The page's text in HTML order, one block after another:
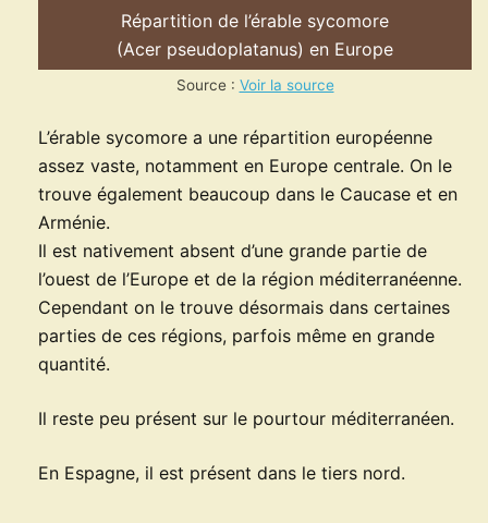
Répartition de l’érable sycomore
(Acer pseudoplatanus) en Europe
Source : Voir la source
L’érable sycomore a une répartition européenne
assez vaste, notamment en Europe centrale. On le
trouve également beaucoup dans le Caucase et en
Arménie.
Il est nativement absent d’une grande partie de
l’ouest de l’Europe et de la région méditerranéenne.
Cependant on le trouve désormais dans certaines
parties de ces régions, parfois même en grande
quantité.
Il reste peu présent sur le pourtour méditerranéen.
En Espagne, il est présent dans le tiers nord.